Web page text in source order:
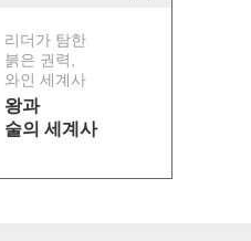
리더가 탐한
붉은 권력,
와인 세계사
왕과
술의 세계사